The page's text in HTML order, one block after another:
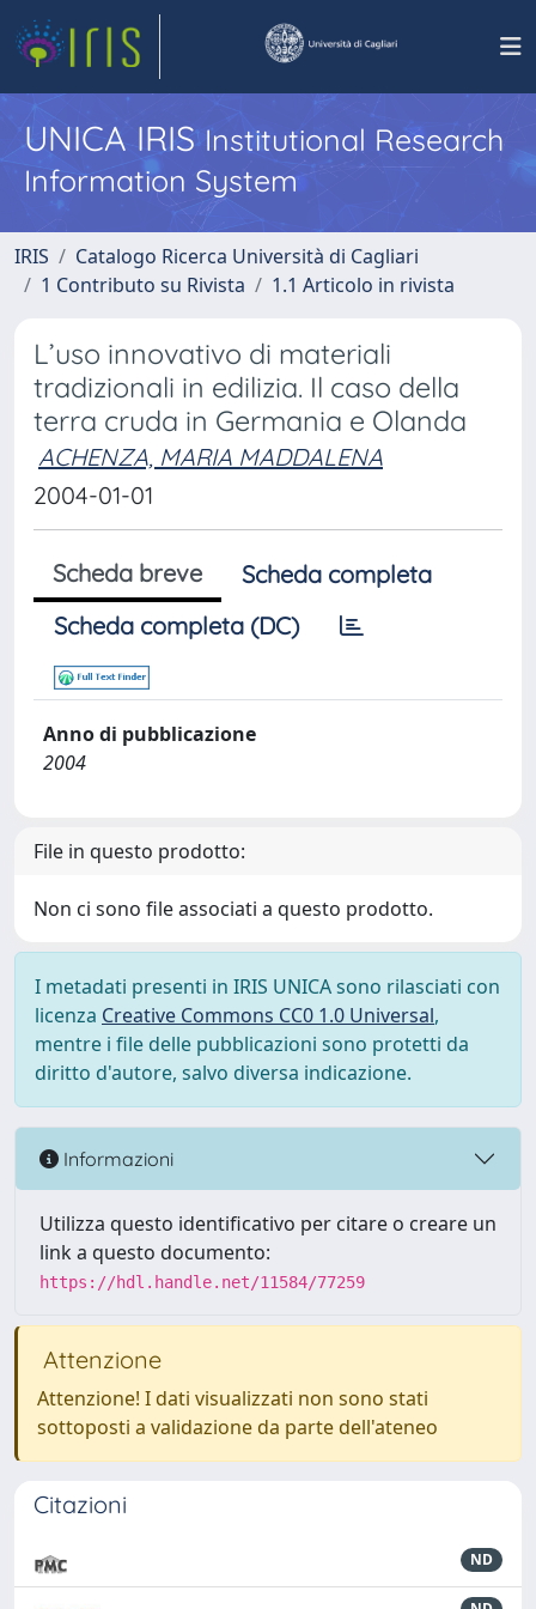
UNICA IRISInstitutional Research
Information System
IRIS
Catalogo Ricerca Università di Cagliari
1 Contributo su Rivista
1.1 Articolo in rivista
L’uso innovativo di materiali
tradizionali in edilizia. Il caso della
terra cruda in Germania e Olanda
ACHENZA, MARIA MADDALENA
2004-01-01
Scheda breve
Scheda completa
Scheda completa (DC)
Anno di pubblicazione
2004
File in questo prodotto:
Non ci sono file associati a questo prodotto.
I metadati presenti in IRIS UNICA sono rilasciati con
licenza Creative Commons CC0 1.0 Universal,
mentre i file delle pubblicazioni sono protetti da
diritto d'autore, salvo diversa indicazione.
Informazioni
Utilizza questo identificativo per citare o creare un
link a questo documento:
https://hdl.handle.net/11584/77259
Attenzione
Attenzione! I dati visualizzati non sono stati
sottoposti a validazione da parte dell'ateneo
Citazioni
ND